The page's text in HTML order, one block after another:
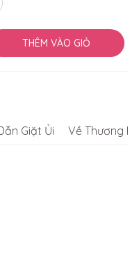
THÊM VÀO GIỎ
Giặt Ủi Về Thương